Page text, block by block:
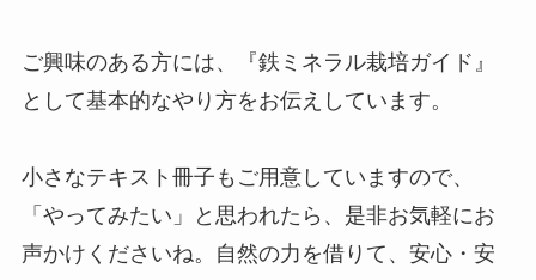
ご興味のある方には、『鉄ミネラル栽培ガイド』
として基本的なやり方をお伝えしています。
小さなテキスト冊子もご用意していますので、
「やってみたい」と思われたら、是非お気軽にお
声かけくださいね。自然の力を借りて、安心・安